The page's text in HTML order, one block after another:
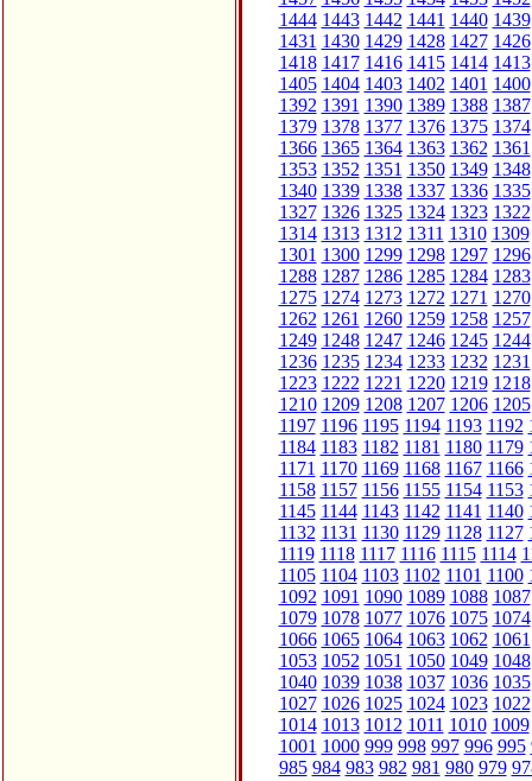
1444 1443 1442 1441 1440 1439
1431 1430 1429 1428 1427 1426
1418 1417 1416 1415 1414 1413
1405 1404 1403 1402 1401 1400
1392 1391 1390 1389 1388 1387
1379 1378 1377 1376 1375 1374
1366 1365 1364 1363 1362 1361
1353 1352 1351 1350 1349 1348
1340 1339 1338 1337 1336 1335
1327 1326 1325 1324 1323 1322
1314 1313 1312 1311 1310 1309
1301 1300 1299 1298 1297 1296
1288 1287 1286 1285 1284 1283
1275 1274 1273 1272 1271 1270
1262 1261 1260 1259 1258 1257
1249 1248 1247 1246 1245 1244
1236 1235 1234 1233 1232 1231
1223 1222 1221 1220 1219 1218
1210 1209 1208 1207 1206 1205
1197 1196 1195 1194 1193 1192
1184 1183 1182 1181 1180 1179
1171 1170 1169 1168 1167 1166
1158 1157 1156 1155 1154 1153
1145 1144 1143 1142 1141 1140
1132 1131 1130 1129 1128 1127
1119 1118 1117 1116 1115 1114
1105 1104 1103 1102 1101 1100
1092 1091 1090 1089 1088 1087
1079 1078 1077 1076 1075 1074
1066 1065 1064 1063 1062 1061
1053 1052 1051 1050 1049 1048
1040 1039 1038 1037 1036 1035
1027 1026 1025 1024 1023 1022
1014 1013 1012 1011 1010 1009
1001 1000 999 998 997 996 995
985 984 983 982 981 980 979